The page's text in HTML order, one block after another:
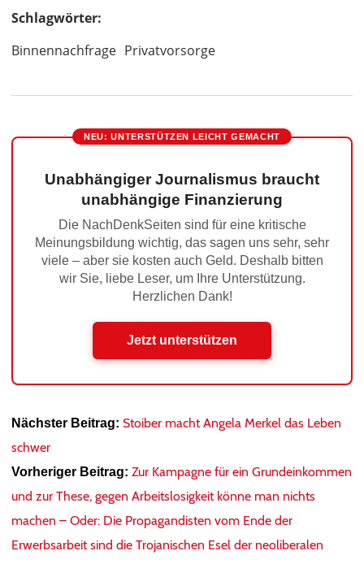
Schlagwörter:
Binnennachfrage Privatvorsorge
NEU: UNTERSTÜTZEN LEICHT GEMACHT
Unabhängiger Journalismus braucht
unabhängige Finanzierung
Die NachDenkSeiten sind für eine kritische
Meinungsbildung wichtig, das sagen uns sehr, sehr
viele – aber sie kosten auch Geld. Deshalb bitten
wir Sie, liebe Leser, um Ihre Unterstützung.
Herzlichen Dank!
Jetzt unterstützen
Nächster Beitrag: Stoiber macht Angela Merkel das Leben
schwer
Vorheriger Beitrag: Zur Kampagne für ein Grundeinkommen
und zur These, gegen Arbeitslosigkeit könne man nichts
machen – Oder: Die Propagandisten vom Ende der
Erwerbsarbeit sind die Trojanischen Esel der neoliberalen